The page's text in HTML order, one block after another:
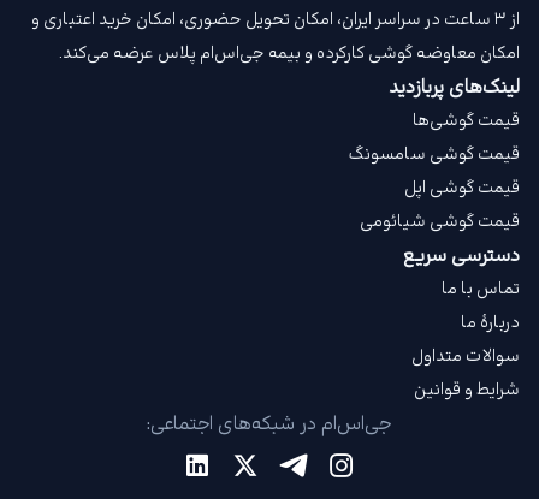
از ۳ ساعت در سراسر ایران، امکان تحویل حضوری، امکان خرید اعتباری و
امکان معاوضه گوشی کارکرده و بیمه جی‌اس‌ام‌ پلاس عرضه می‌کند.
لینک‌های پربازدید
قیمت گوشی‌ها
قیمت گوشی سامسونگ
قیمت گوشی اپل
قیمت گوشی شیائومی
دسترسی سریع
تماس با ما
دربارهٔ ما
سوالات متداول
شرایط و قوانین
جی‌اس‌ام در شبکه‌های اجتماعی: